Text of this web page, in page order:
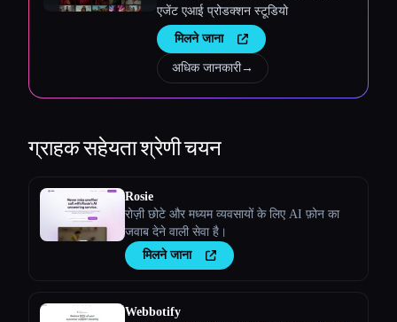
एजेंट एआई प्रोडक्शन स्टूडियो
मिलने जाना
अधिक जानकारी→
ग्राहक सहेयताश्रेणी चयन
Rosie
रोज़ी छोटे और मध्यम व्यवसायों के लिए AI फ़ोन का
जवाब देने वाली सेवा है।
मिलने जाना
Webbotify